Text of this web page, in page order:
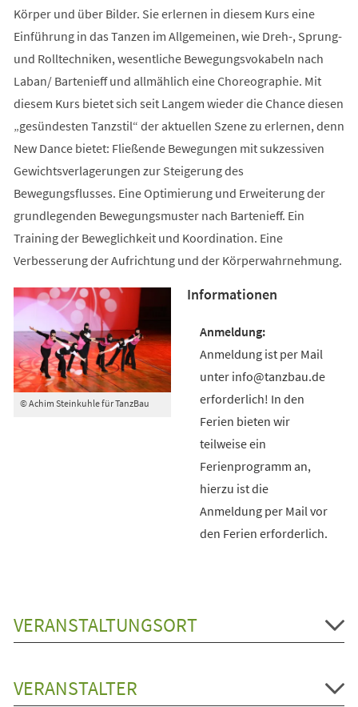
Körper und über Bilder. Sie erlernen in diesem Kurs eine
Einführung in das Tanzen im Allgemeinen, wie Dreh-, Sprung-
und Rolltechniken, wesentliche Bewegungsvokabeln nach
Laban/ Bartenieff und allmählich eine Choreographie. Mit
diesem Kurs bietet sich seit Langem wieder die Chance diesen
„gesündesten Tanzstil“ der aktuellen Szene zu erlernen, denn
New Dance bietet: Fließende Bewegungen mit sukzessiven
Gewichtsverlagerungen zur Steigerung des
Bewegungsflusses. Eine Optimierung und Erweiterung der
grundlegenden Bewegungsmuster nach Bartenieff. Ein
Training der Beweglichkeit und Koordination. Eine
Verbesserung der Aufrichtung und der Körperwahrnehmung.
© Achim Steinkuhle für TanzBau
Informationen
Anmeldung ist per Mail
unter info@tanzbau.de
erforderlich! In den
Ferien bieten wir
teilweise ein
Ferienprogramm an,
hierzu ist die
Anmeldung per Mail vor
den Ferien erforderlich.
VERANSTALTUNGSORT
VERANSTALTER